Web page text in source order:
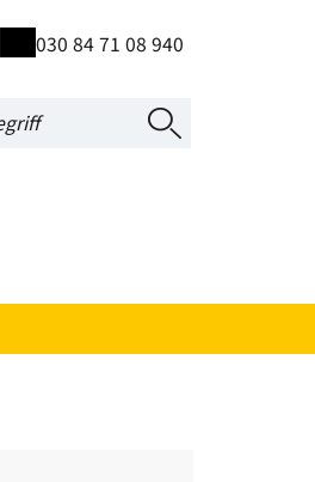
030 84 71 08 940